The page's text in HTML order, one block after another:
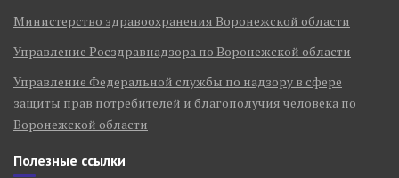
Министерство здравоохранения Воронежской области
Управление Росздравнадзора по Воронежской области
Управление Федеральной службы по надзору в сфере
защиты прав потребителей и благополучия человека по
Воронежской области
Полезные ссылки